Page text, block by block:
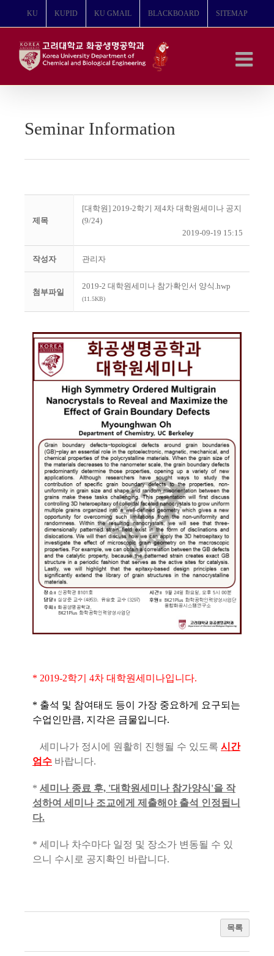
뛰
KU KUPID KU GMAIL BLACKBOARD SITEMAP
Seminar Information
제목
[대학원] 2019-2학기 제4차 대학원세미나 공지
(9/24)
2019-09-19 15:15
작성자 관리자
첨부파일
2019-2 대학원세미나 참가확인서 양식.hwp
(11.5KB)
* 2019-2학기 4차 대학원세미나입니다.
* 출석 및 참여태도 등이 가장 중요하게 요구되는
수업인만큼, 지각은 금물입니다.
세미나가 정시에 원활히 진행될 수 있도록 시간
엄수 바랍니다.
* 세미나 종료 후, '대학원세미나 참가양식'을 작
성하여 세미나 조교에게 제출해야 출석 인정됩니
다.
* 세미나 차수마다 일정 및 장소가 변동될 수 있
으니 수시로 공지확인 바랍니다.
목록